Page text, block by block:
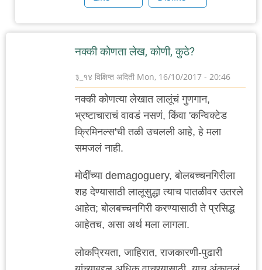
आहे.
by
नक्की कोणता लेख, कोणी, कुठे?
३_१४ विक्षिप्त अदिती Mon, 16/10/2017 - 20:46
नक्की कोणत्या लेखात लालूंचं गुणगान,
भ्रष्टाचाराचं वावडं नसणं, किंवा 'कन्विक्टेड
क्रिमिनल्स'ची तळी उचलली आहे, हे मला
समजलं नाही.
मोदींच्या demagoguery, बोलबच्चनगिरीला
शह देण्यासाठी लालूसुद्धा त्याच पातळीवर उतरले
आहेत; बोलबच्चनगिरी करण्यासाठी ते प्रसिद्ध
आहेतच, असा अर्थ मला लागला.
लोकप्रियता, जाहिरात, राजकारणी-पुढारी